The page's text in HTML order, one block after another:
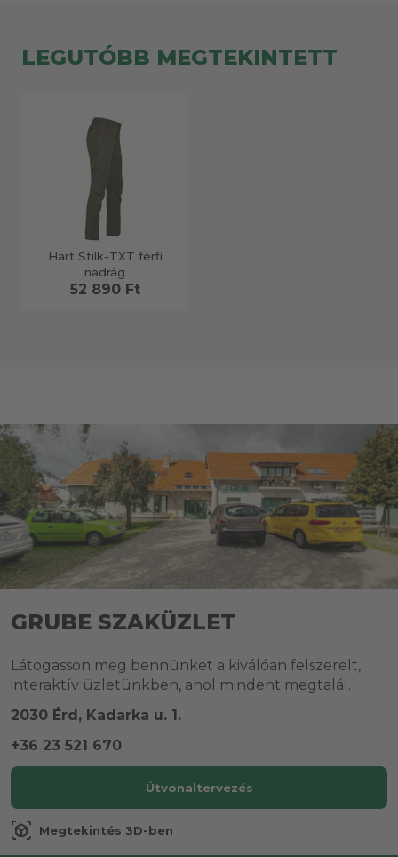
LEGUTÓBB MEGTEKINTETT
Hart Stilk-TXT férfi
nadrág
52 890 Ft
GRUBE SZAKÜZLET
Látogasson meg bennünket a kiválóan felszerelt,
interaktív üzletünkben, ahol mindent megtalál.
2030 Érd, Kadarka u. 1.
+36 23 521 670
Útvonaltervezés
view_in_ar Megtekintés 3D-ben